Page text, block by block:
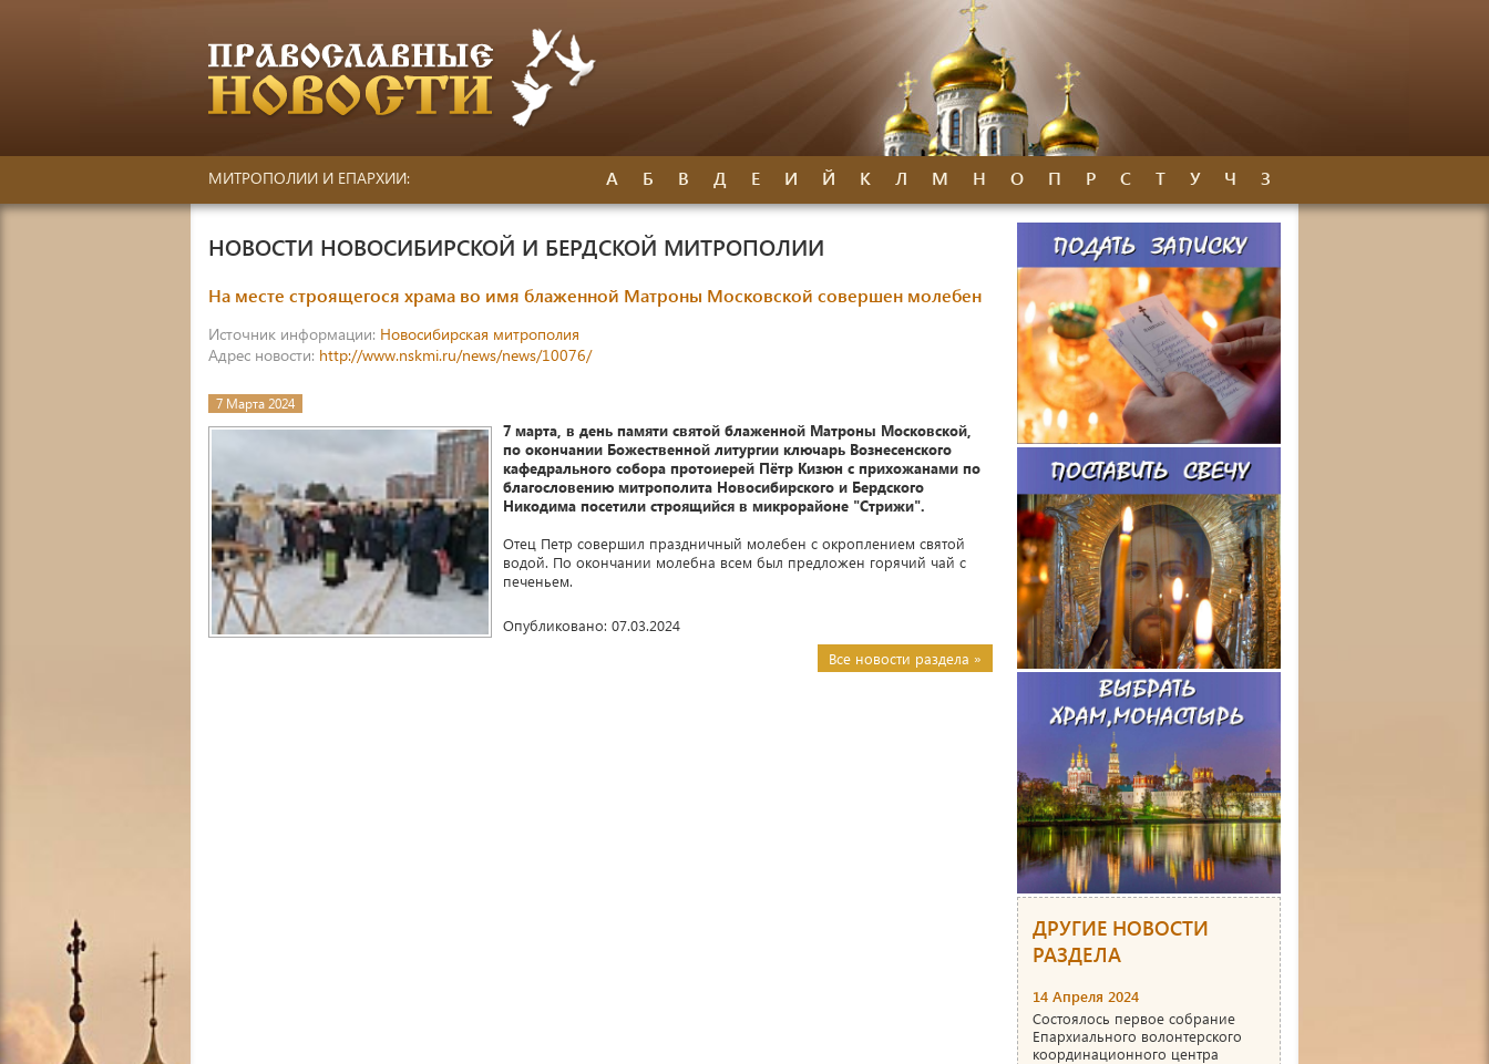
МИТРОПОЛИИ И ЕПАРХИИ: А Б В Д Е И Й К Л М Н О П Р С Т У Ч З
НОВОСТИ НОВОСИБИРСКОЙ И БЕРДСКОЙ МИТРОПОЛИИ
На месте строящегося храма во имя блаженной Матроны Московской совершен молебен
Источник информации: Новосибирская митрополия
Адрес новости: http://www.nskmi.ru/news/news/10076/
7 Марта 2024
7 марта, в день памяти святой блаженной Матроны Московской,
по окончании Божественной литургии ключарь Вознесенского
кафедрального собора протоиерей Пётр Кизюн с прихожанами по
благословению митрополита Новосибирского и Бердского
Никодима посетили строящийся в микрорайоне "Стрижи".
Отец Петр совершил праздничный молебен с окроплением святой
водой. По окончании молебна всем был предложен горячий чай с
печеньем.
Опубликовано: 07.03.2024
Все новости раздела »
ДРУГИЕ НОВОСТИ
РАЗДЕЛА
14 Апреля 2024
Состоялось первое собрание
Епархиального волонтерского
координационного центра